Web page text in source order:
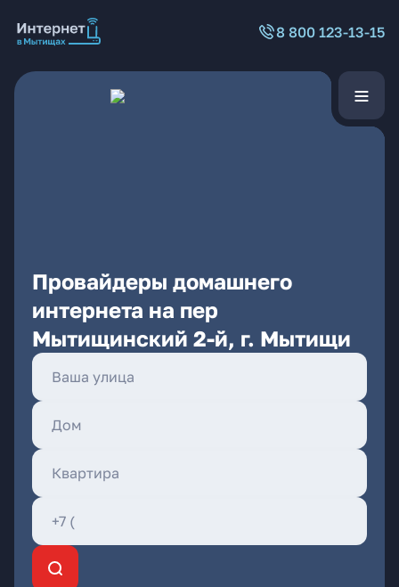
8 800 123-13-15
Провайдеры домашнего
интернета на пер
Мытищинский 2-й, г. Мытищи